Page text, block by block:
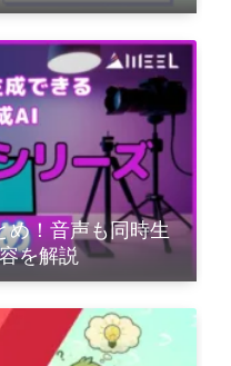
め！音声も同時生
を解説